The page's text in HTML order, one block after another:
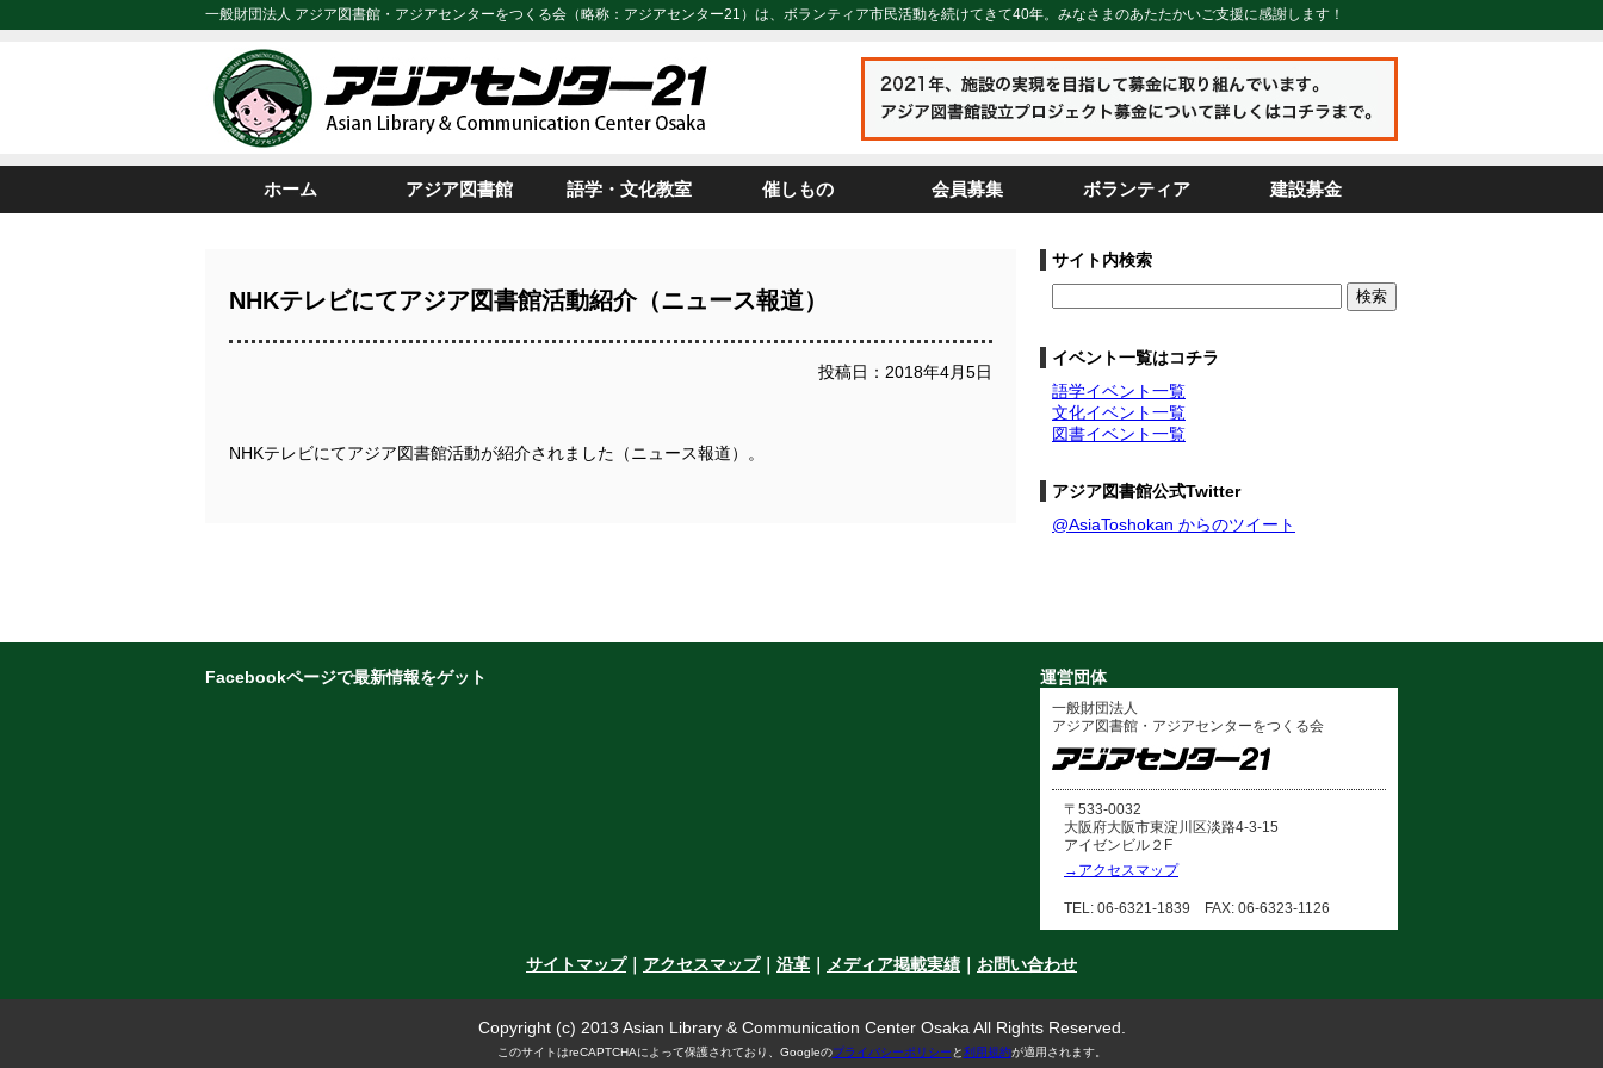
一般財団法人 アジア図書館・アジアセンターをつくる会（略称：アジアセンター21）は、ボランティア市民活動を続けてきて40年。みなさまのあたたかいご支援に感謝します！
ホーム アジア図書館 語学・文化教室 催しもの 会員募集 ボランティア 建設募金
NHKテレビにてアジア図書館活動紹介（ニュース報道）
投稿日：2018年4月5日
NHKテレビにてアジア図書館活動が紹介されました（ニュース報道）。
サイト内検索
イベント一覧はコチラ
語学イベント一覧
文化イベント一覧
図書イベント一覧
アジア図書館公式Twitter
@AsiaToshokan からのツイート
Facebookページで最新情報をゲット 運営団体
一般財団法人
アジア図書館・アジアセンターをつくる会
〒533-0032
大阪府大阪市東淀川区淡路4-3-15
アイゼンビル２F
→アクセスマップ
TEL: 06-6321-1839 FAX: 06-6323-1126
サイトマップ｜ アクセスマップ｜ 沿革 メディア掲載実績 お問い合わせ
Copyright (c) 2013 Asian Library & Communication Center Osaka All Rights Reserved.
このサイトはreCAPTCHAによって保護されており、Googleのプライバシーポリシー と利用規約が適用されます。